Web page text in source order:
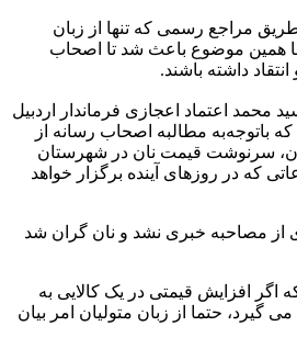
طریق مراجع رسمی که تنها از زبان
همین موضوع باعث شد تا اصحاب
داشته باشند.
محمد اعتماد اعجازی فرماندار اردبیل
باتوجه‌به مطالبه اصحاب رسانه از
سرنوشت قیمت نان در شهرستان
که در روزهای آینده برگزار خواهد
از مصاحبه خبری نشد و نان گران شد
اگر افزایش قیمتی در یک کالایی به
حتما از زبان متولیان امر بیان